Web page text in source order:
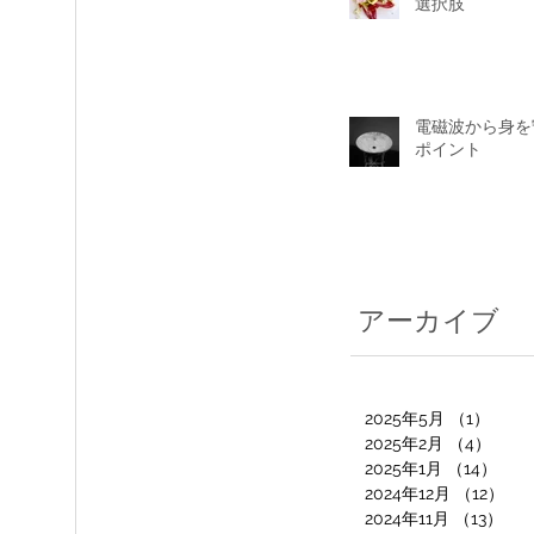
電磁波から身
ポイント
アーカイブ
2025年5月 （1）
2025年2月
（4）
2025年1月
（14）
2024年12月
（12）
2024年11月
（13）